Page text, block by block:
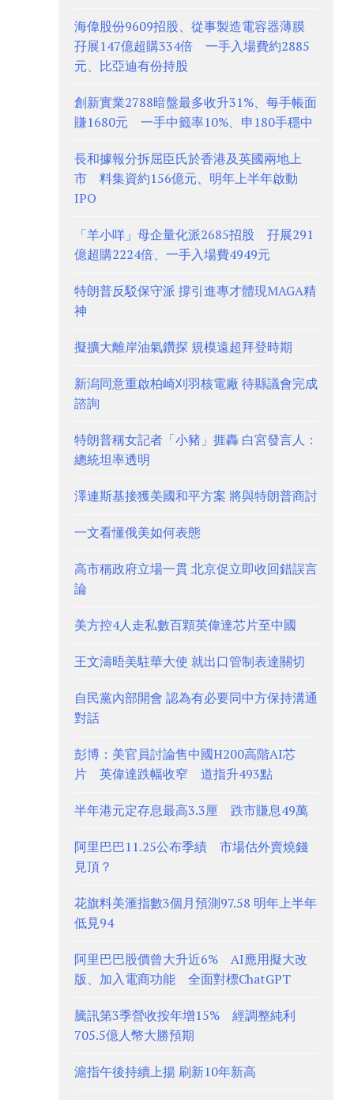
海偉股份9609招股、從事製造電容器薄膜
孖展147億超購334倍 一手入場費約2885
元、比亞迪有份持股
創新實業2788暗盤最多收升31%、每手帳面
賺1680元 一手中籤率10%、申180手穩中
長和據報分拆屈臣氏於香港及英國兩地上
市 料集資約156億元、明年上半年啟動
IPO
「羊小咩」母企量化派2685招股 孖展291
億超購2224倍、一手入場費4949元
特朗普反駁保守派 撐引進專才體現MAGA精
神
擬擴大離岸油氣鑽探 規模遠超拜登時期
新潟同意重啟柏崎刈羽核電廠 待縣議會完成
諮詢
特朗普稱女記者「小豬」捱轟 白宮發言人：
總統坦率透明
澤連斯基接獲美國和平方案 將與特朗普商討
一文看懂俄美如何表態
高市稱政府立場一貫 北京促立即收回錯誤言
論
美方控4人走私數百顆英偉達芯片至中國
王文濤晤美駐華大使 就出口管制表達關切
自民黨內部開會 認為有必要同中方保持溝通
對話
彭博：美官員討論售中國H200高階AI芯
片 英偉達跌幅收窄 道指升493點
半年港元定存息最高3.3厘 跌市賺息49萬
阿里巴巴11.25公布季績 市場估外賣燒錢
見頂？
花旗料美滙指數3個月預測97.58 明年上半年
低見94
阿里巴巴股價曾大升近6% AI應用擬大改
版、加入電商功能 全面對標ChatGPT
騰訊第3季營收按年增15% 經調整純利
705.5億人幣大勝預期
滬指午後持續上揚 刷新10年新高